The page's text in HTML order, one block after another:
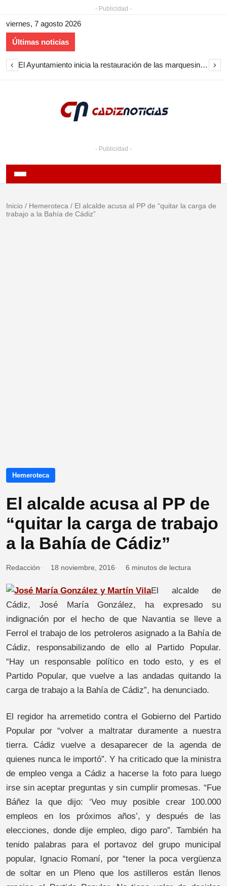
- Publicidad -
viernes, 7 agosto 2026
Últimas noticias
‹ El Ayuntamiento inicia la restauración de las marquesinas de Plaza Esteve para volver a instalarlas en el centro de Jerez ›
- Publicidad -
Inicio / Hemeroteca / El alcalde acusa al PP de “quitar la carga de
trabajo a la Bahía de Cádiz”
Hemeroteca
El alcalde acusa al PP de
“quitar la carga de trabajo
a la Bahía de Cádiz”
Redacción 18 noviembre, 2016 6 minutos de lectura
El alcalde de
Cádiz, José María González, ha expresado su
indignación por el hecho de que Navantia se lleve a
Ferrol el trabajo de los petroleros asignado a la Bahía de
Cádiz, responsabilizando de ello al Partido Popular.
“Hay un responsable político en todo esto, y es el
Partido Popular, que vuelve a las andadas quitando la
carga de trabajo a la Bahía de Cádiz”, ha denunciado.
El regidor ha arremetido contra el Gobierno del Partido
Popular por “volver a maltratar duramente a nuestra
tierra. Cádiz vuelve a desaparecer de la agenda de
quienes nunca le importó”. Y ha criticado que la ministra
de empleo venga a Cádiz a hacerse la foto para luego
irse sin aceptar preguntas y sin cumplir promesas. “Fue
Báñez la que dijo: ‘Veo muy posible crear 100.000
empleos en los próximos años’, y después de las
elecciones, donde dije empleo, digo paro”. También ha
tenido palabras para el portavoz del grupo municipal
popular, Ignacio Romaní, por “tener la poca vergüenza
de soltar en un Pleno que los astilleros están llenos